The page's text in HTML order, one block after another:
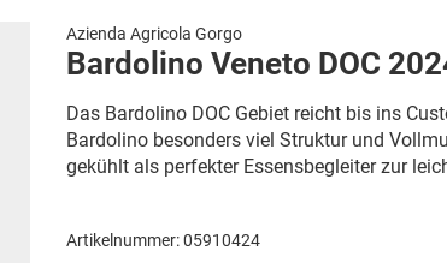
Azienda Agricola Gorgo
Bardolino Veneto DOC
Das Bardolino DOC Gebiet reicht bis ins
Bardolino besonders viel Struktur und
gekühlt als perfekter Essensbegleiter zur
Artikelnummer: 05910424